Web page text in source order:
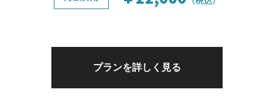
プランを詳しく見る